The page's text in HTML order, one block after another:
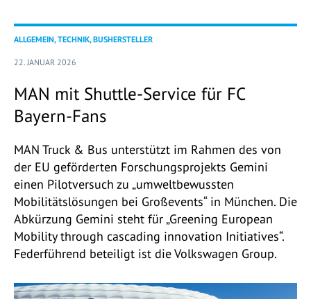
ALLGEMEIN, TECHNIK, BUSHERSTELLER
22. JANUAR 2026
MAN mit Shuttle-Service für FC
Bayern-Fans
MAN Truck & Bus unterstützt im Rahmen des von
der EU geförderten Forschungsprojekts Gemini
einen Pilotversuch zu „umweltbewussten
Mobilitätslösungen bei Großevents“ in München. Die
Abkürzung Gemini steht für „Greening European
Mobility through cascading innovation Initiatives“.
Federführend beteiligt ist die Volkswagen Group.